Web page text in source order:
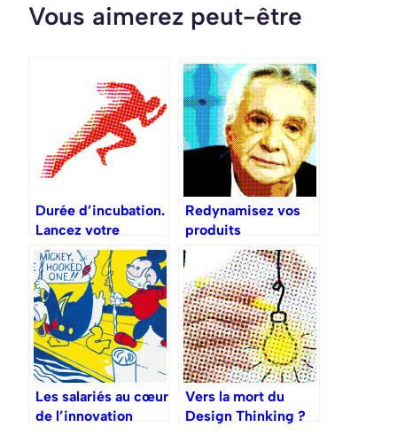
Vous aimerez peut-être
Durée d’incubation.
Lancez votre
startup en 5
semaines, pas 5
mois !
Redynamisez vos
produits
Les salariés au cœur
de l’innovation
Vers la mort du
Design Thinking ?